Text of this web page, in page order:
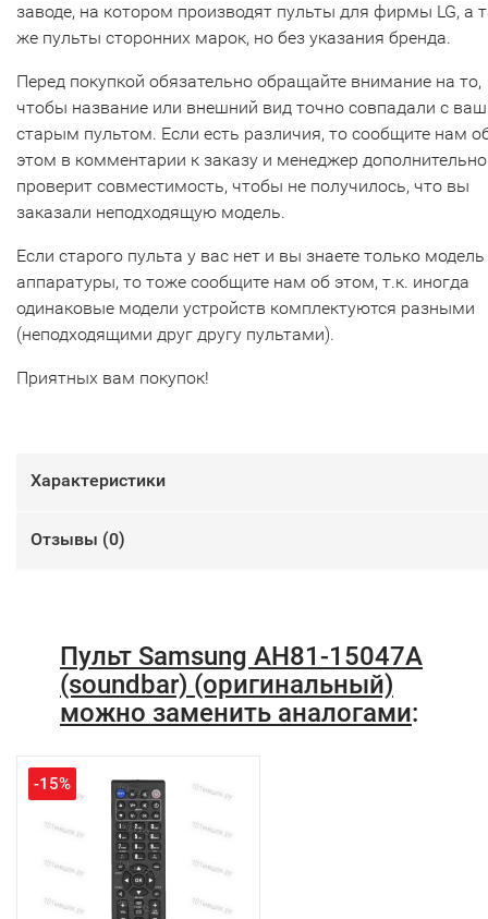
заводе, на котором производят пульты для фирмы LG, а
же пульты сторонних марок, но без указания бренда.
Перед покупкой обязательно обращайте внимание на то,
чтобы название или внешний вид точно совпадали с
старым пультом. Если есть различия, то сообщите нам
этом в комментарии к заказу и менеджер дополнительно
проверит совместимость, чтобы не получилось, что вы
заказали неподходящую модель.
Если старого пульта у вас нет и вы знаете только модель
аппаратуры, то тоже сообщите нам об этом, т.к. иногда
одинаковые модели устройств комплектуются разными
(неподходящими друг другу пультами).
Приятных вам покупок!
Характеристики
Отзывы (0)
Пульт Samsung AH81-15047A
(soundbar) (оригинальный)
можно заменить аналогами:
-15%